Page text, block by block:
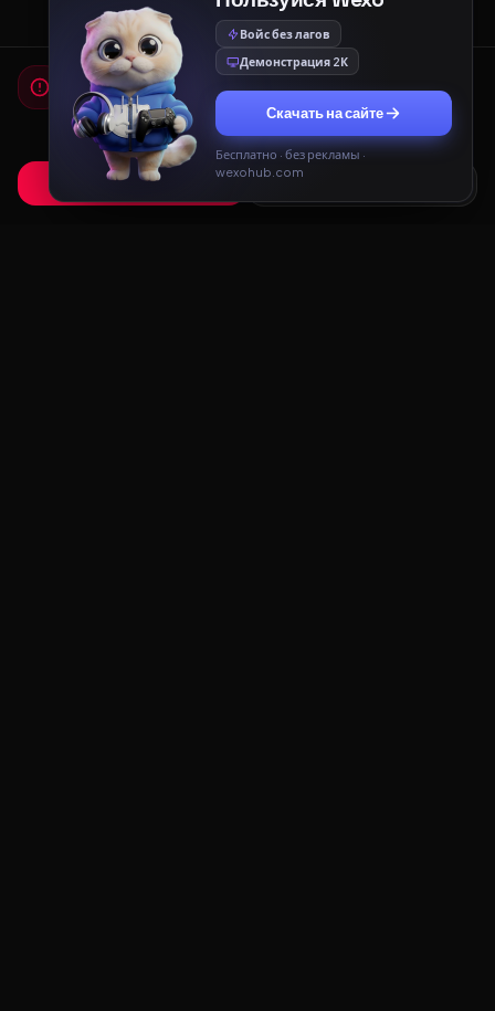
Мы используем cookies
Для работы сайта и показа рекламы мы используем
cookies. Продолжая использовать сайт, вы соглашаетесь с
Политикой конфиденциальностииПользовательским
соглашением.
Принять Только необходимые
Войс без лагов
Демонстрация 2К
Скачать на сайте
Бесплатно · без рекламы ·
wexohub.com